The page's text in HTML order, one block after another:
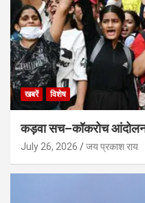
खबरें विशेष
कड़वा सच–कॉकरोच आंदोलन
July 26, 2026 जय प्रकाश राय